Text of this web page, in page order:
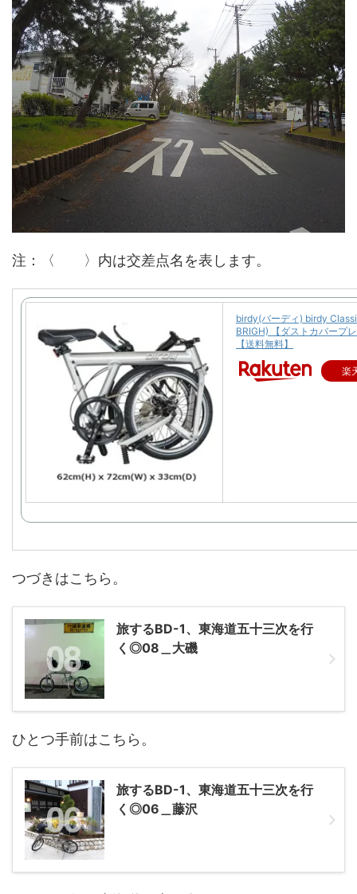
注：〈 〉内は交差点名を表します。
birdy(バーディ) birdy
BRIGH) 【ダストカバープ
【送料無料】
楽
つづきはこちら。
旅するBD-1、東海道五十三次を行
く◎08＿大磯
ひとつ手前はこちら。
旅するBD-1、東海道五十三次を行
く◎06＿藤沢